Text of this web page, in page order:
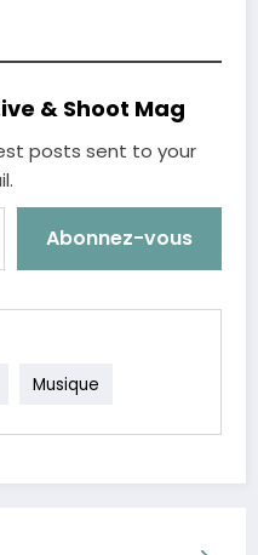
& Shoot Mag
posts sent to your
Abonnez-vous
Musique